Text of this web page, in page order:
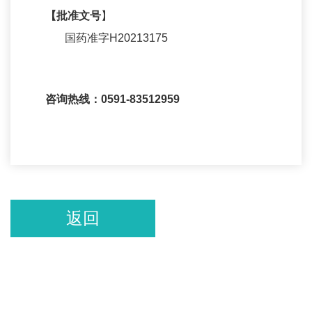
【批准文号】
国药准字H20213175
咨询热线：0591-83512959
返回